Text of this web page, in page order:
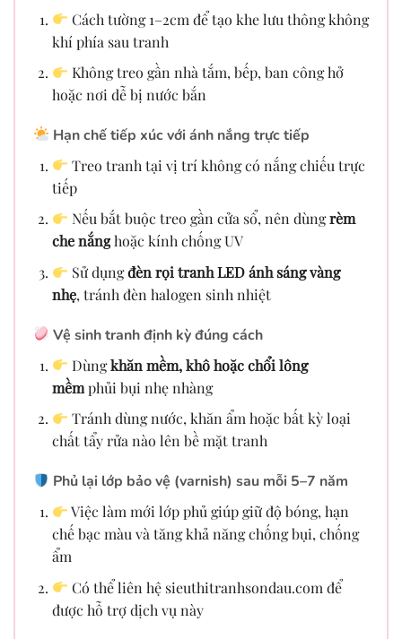
Cách tường 1–2cm để tạo khe lưu thông không
khí phía sau tranh
Không treo gần nhà tắm, bếp, ban công hở
hoặc nơi dễ bị nước bắn
Hạn chế tiếp xúc với ánh nắng trực tiếp
Treo tranh tại vị trí không có nắng chiếu trực
tiếp
Nếu bắt buộc treo gần cửa sổ, nên dùngrèm
che nắnghoặc kính chống UV
Sử dụngđèn rọi tranh LED ánh sáng vàng
nhẹ, tránh đèn halogen sinh nhiệt
Vệ sinh tranh định kỳ đúng cách
Dùngkhăn mềm, khô hoặc chổi lông
mềmphủi bụi nhẹ nhàng
Tránh dùng nước, khăn ẩm hoặc bất kỳ loại
chất tẩy rửa nào lên bề mặt tranh
Phủ lại lớp bảo vệ (varnish) sau mỗi 5–7 năm
Việc làm mới lớp phủ giúp giữ độ bóng, hạn
chế bạc màu và tăng khả năng chống bụi, chống
ẩm
Có thể liên hệ sieuthitranhsondau.com để
được hỗ trợ dịch vụ này